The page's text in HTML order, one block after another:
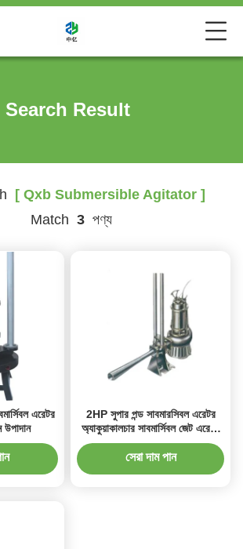
Search Result
[ Qxb Submersible Agitator ]
Match 3 পণ্য
এরেটর
2HP সুপার পন্ড সাবমারসিবল এরেটর
অ্যাকুয়াকালচার সাবমার্সিবল জেট এরেটর
পাম্প
সেরা দাম পান